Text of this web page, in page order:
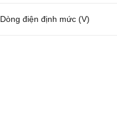
Dòng điện định mức (V)